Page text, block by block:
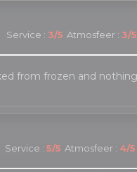
Service : 3/5 Atmosfeer : 3/5
from frozen and
Service : 5/5 Atmosfeer : 4/5